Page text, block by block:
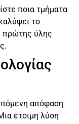
ποια τμήματα
το
πρώτης ύλης
απόφαση
έτοιμη λύση